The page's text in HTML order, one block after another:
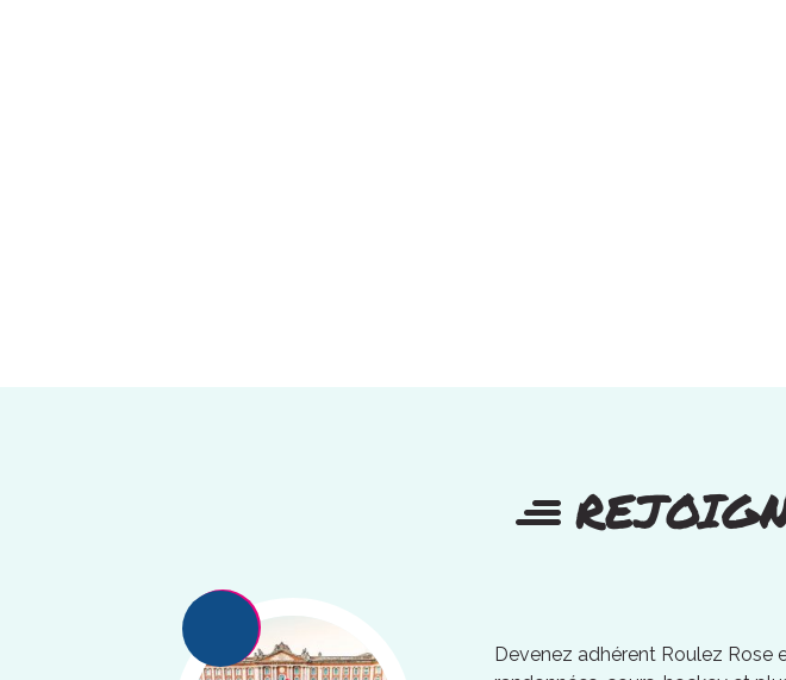
Devenez adhérent Roulez Rose